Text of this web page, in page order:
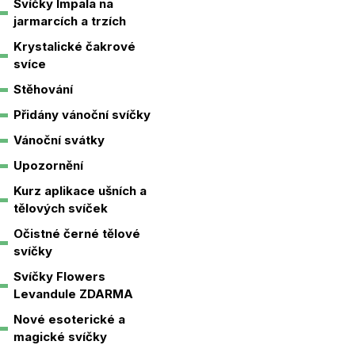
Svíčky Impala na
jarmarcích a trzích
Krystalické čakrové
svíce
Stěhování
Přidány vánoční svíčky
Vánoční svátky
Upozornění
Kurz aplikace ušních a
tělových svíček
Očistné černé tělové
svíčky
Svíčky Flowers
Levandule ZDARMA
Nové esoterické a
magické svíčky